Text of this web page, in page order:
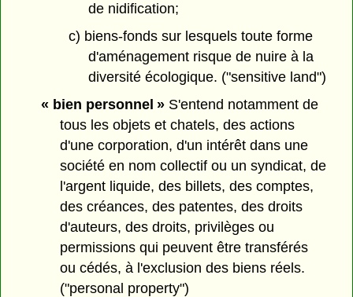
de nidification;
c) biens-fonds sur lesquels toute forme
d'aménagement risque de nuire à la
diversité écologique. ("sensitive land")
« bien personnel »S'entend notamment de
tous les objets et chatels, des actions
d'une corporation, d'un intérêt dans une
société en nom collectif ou un syndicat, de
l'argent liquide, des billets, des comptes,
des créances, des patentes, des droits
d'auteurs, des droits, privilèges ou
permissions qui peuvent être transférés
ou cédés, à l'exclusion des biens réels.
("personal property")